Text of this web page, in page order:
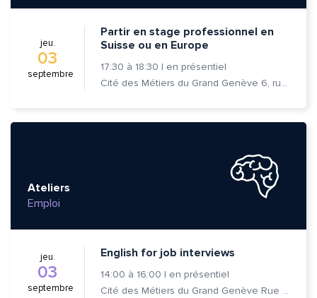
jeu.
03
septembre
Partir en stage professionnel en
Suisse ou en Europe
17:30 à 18:30 | en présentiel
Cité des Métiers du Grand Genève 6, rue Prévost-Martin 1205 Genève
Ateliers
Emploi
jeu.
03
septembre
English for job interviews
14:00 à 16:00 | en présentiel
Cité des Métiers du Grand Genève Rue Prévost-Martin 6 1205 Genève